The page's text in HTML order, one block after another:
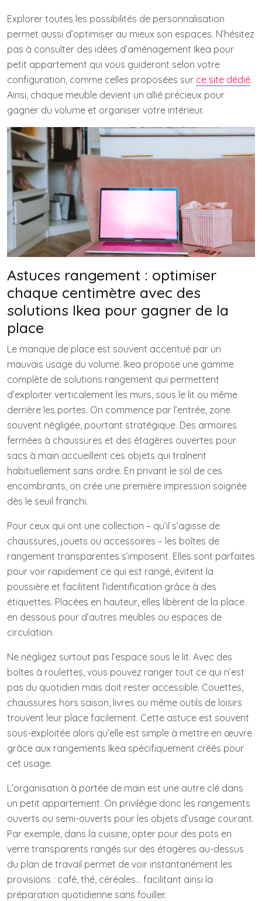
Explorer toutes les possibilités de personnalisation
permet aussi d’optimiser au mieux son espaces. N’hésitez
pas à consulter des idées d’aménagement Ikea pour
petit appartement qui vous guideront selon votre
configuration, comme celles proposées sur ce site dédié.
Ainsi, chaque meuble devient un allié précieux pour
gagner du volume et organiser votre intérieur.
Astuces rangement : optimiser
chaque centimètre avec des
solutions Ikea pour gagner de la
place
Le manque de place est souvent accentué par un
mauvais usage du volume. Ikea propose une gamme
complète de solutions rangement qui permettent
d’exploiter verticalement les murs, sous le lit ou même
derrière les portes. On commence par l’entrée, zone
souvent négligée, pourtant stratégique. Des armoires
fermées à chaussures et des étagères ouvertes pour
sacs à main accueillent ces objets qui traînent
habituellement sans ordre. En privant le sol de ces
encombrants, on crée une première impression soignée
dès le seuil franchi.
Pour ceux qui ont une collection – qu’il s’agisse de
chaussures, jouets ou accessoires – les boîtes de
rangement transparentes s’imposent. Elles sont parfaites
pour voir rapidement ce qui est rangé, évitent la
poussière et facilitent l’identification grâce à des
étiquettes. Placées en hauteur, elles libèrent de la place
en dessous pour d’autres meubles ou espaces de
circulation.
Ne négligez surtout pas l’espace sous le lit. Avec des
boîtes à roulettes, vous pouvez ranger tout ce qui n’est
pas du quotidien mais doit rester accessible. Couettes,
chaussures hors saison, livres ou même outils de loisirs
trouvent leur place facilement. Cette astuce est souvent
sous-exploitée alors qu’elle est simple à mettre en œuvre
grâce aux rangements Ikea spécifiquement créés pour
cet usage.
L’organisation à portée de main est une autre clé dans
un petit appartement. On privilégie donc les rangements
ouverts ou semi-ouverts pour les objets d’usage courant.
Par exemple, dans la cuisine, opter pour des pots en
verre transparents rangés sur des étagères au-dessus
du plan de travail permet de voir instantanément les
provisions : café, thé, céréales… facilitant ainsi la
préparation quotidienne sans fouiller.